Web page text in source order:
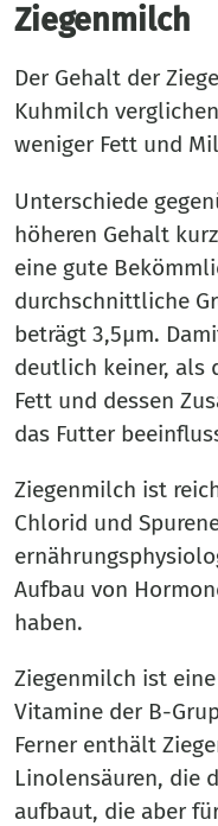
Ziegenmilch
Der Gehalt der
Kuhmilch
weniger Fett und
Unterschiede
höheren Gehalt
eine gute
durchschnittliche
beträgt 3,5µm.
deutlich keiner, als
Fett und dessen
das Futter
Ziegenmilch ist
Chlorid und
Aufbau von
haben.
Ziegenmilch ist
Vitamine der B-
Ferner enthält
Linolensäuren, die
aufbaut, die aber